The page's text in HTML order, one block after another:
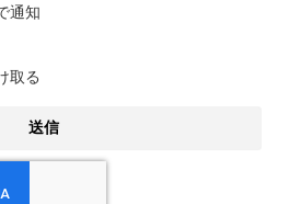
通知
取る